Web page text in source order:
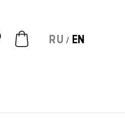
RU / EN